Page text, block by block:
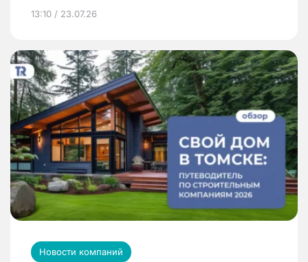
13:10 / 23.07.26
Новости компаний